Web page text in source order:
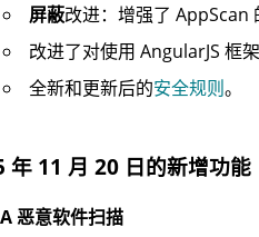
屏蔽改进：增强了 AppScan
改进了对使用 AngularJS 框
全新和更新后的安全规则。
年 11 月 20 日的新增功能
恶意软件扫描